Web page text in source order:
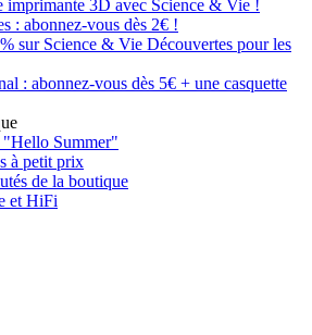
imprimante 3D avec Science & Vie !
: abonnez-vous dès 2€ !
sur Science & Vie Découvertes pour les
: abonnez-vous dès 5€ + une casquette
"Hello Summer"
à petit prix
de la boutique
et HiFi